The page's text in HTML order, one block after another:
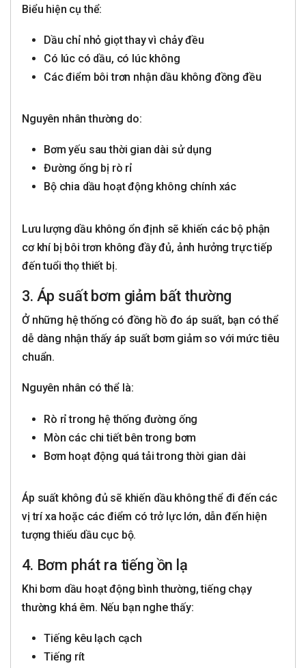
Biểu hiện cụ thể:
Dầu chỉ nhỏ giọt thay vì chảy đều
Có lúc có dầu, có lúc không
Các điểm bôi trơn nhận dầu không đồng đều
Nguyên nhân thường do:
Bơm yếu sau thời gian dài sử dụng
Đường ống bị rò rỉ
Bộ chia dầu hoạt động không chính xác
Lưu lượng dầu không ổn định sẽ khiến các bộ phận
cơ khí bị bôi trơn không đầy đủ, ảnh hưởng trực tiếp
đến tuổi thọ thiết bị.
3. Áp suất bơm giảm bất thường
Ở những hệ thống có đồng hồ đo áp suất, bạn có thể
dễ dàng nhận thấy áp suất bơm giảm so với mức tiêu
chuẩn.
Nguyên nhân có thể là:
Rò rỉ trong hệ thống đường ống
Mòn các chi tiết bên trong bơm
Bơm hoạt động quá tải trong thời gian dài
Áp suất không đủ sẽ khiến dầu không thể đi đến các
vị trí xa hoặc các điểm có trở lực lớn, dẫn đến hiện
tượng thiếu dầu cục bộ.
4. Bơm phát ra tiếng ồn lạ
Khi bơm dầu hoạt động bình thường, tiếng chạy
thường khá êm. Nếu bạn nghe thấy:
Tiếng kêu lạch cạch
Tiếng rít